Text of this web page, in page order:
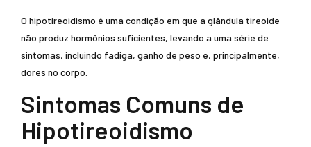
O hipotireoidismo é uma condição em que a glândula tireoide
não produz hormônios suficientes, levando a uma série de
sintomas, incluindo fadiga, ganho de peso e, principalmente,
dores no corpo.
Sintomas Comuns de
Hipotireoidismo